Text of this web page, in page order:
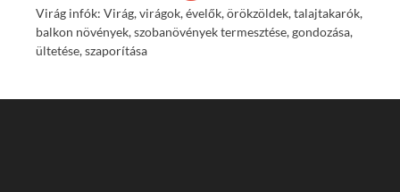
Virág infók: Virág, virágok, évelők, örökzöldek, talajtakarók,
balkon növények, szobanövények termesztése, gondozása,
ültetése, szaporítása